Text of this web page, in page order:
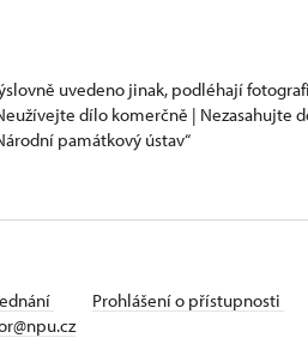
uvedeno jinak, podléhají
dílo komerčně | Nezasahujte
památkový ústav“
Prohlášení o přístupnosti